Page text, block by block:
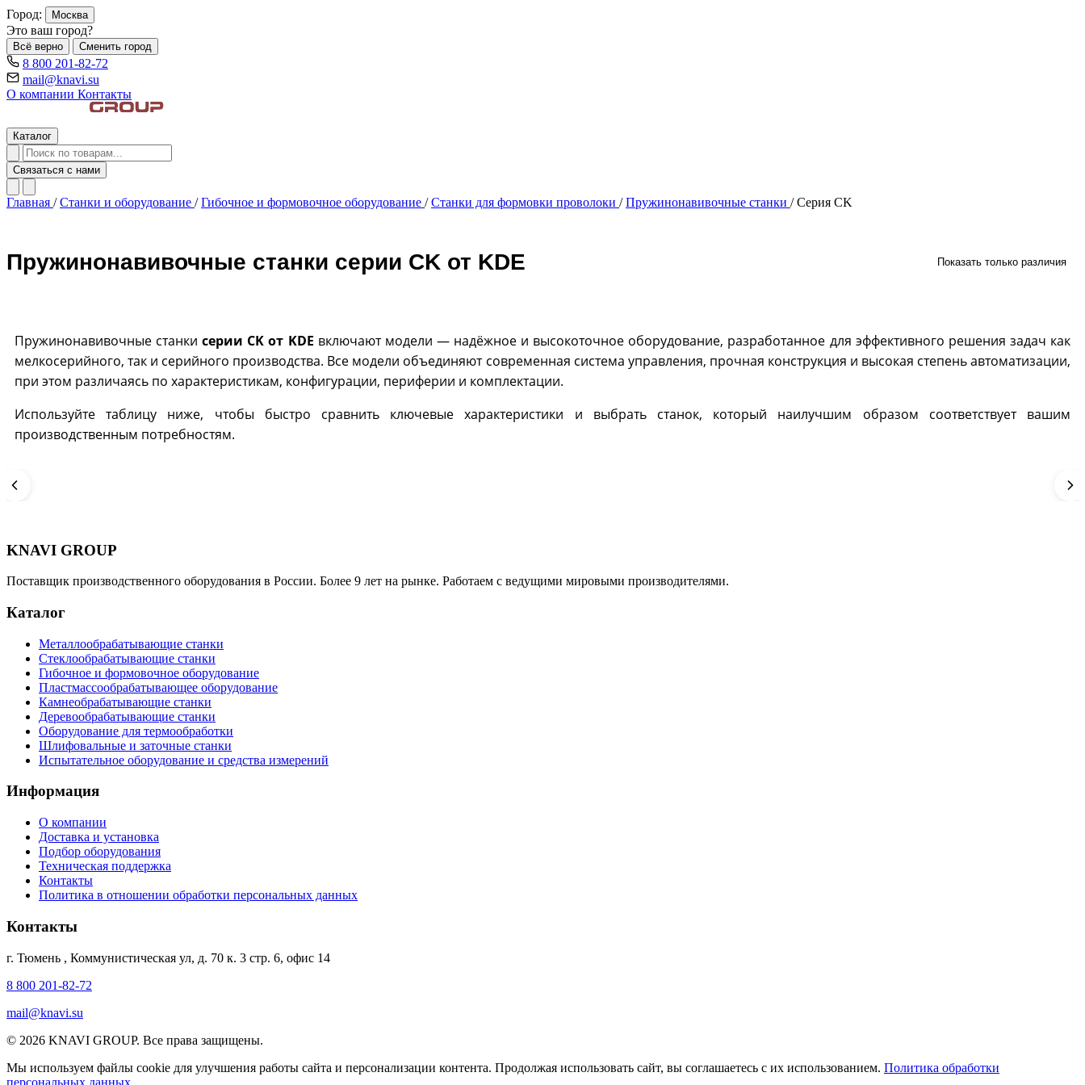
Город: Москва
Это ваш город?
Всё верно Сменить город
8 800 201-82-72
mail@knavi.su
О компании Контакты
Каталог
Связаться с нами
Главная / Станки и оборудование / Гибочное и формовочное оборудование / Станки для формовки проволоки / Пружинонавивочные станки / Серия CK
Пружинонавивочные станки серии CK от KDE Показать только различия
Пружинонавивочные станкисерии CK от KDE включают модели — надёжное и высокоточное оборудование, разработанное для эффективного решения задач как
мелкосерийного, так и серийного производства. Все модели объединяют современная система управления, прочная конструкция и высокая степень автоматизации,
при этом различаясь по характеристикам, конфигурации, периферии и комплектации.
Используйте таблицу ниже, чтобы быстро сравнить ключевые характеристики и выбрать станок, который наилучшим образом соответствует вашим
производственным потребностям.
KNAVI GROUP
Поставщик производственного оборудования в России. Более 9 лет на рынке. Работаем с ведущими мировыми производителями.
Каталог
Металлообрабатывающие станки
Стеклообрабатывающие станки
Гибочное и формовочное оборудование
Пластмассообрабатывающее оборудование
Камнеобрабатывающие станки
Деревообрабатывающие станки
Оборудование для термообработки
Шлифовальные и заточные станки
Испытательное оборудование и средства измерений
Информация
О компании
Доставка и установка
Подбор оборудования
Техническая поддержка
Контакты
Политика в отношении обработки персональных данных
Контакты
г. Тюмень , Коммунистическая ул, д. 70 к. 3 стр. 6, офис 14
8 800 201-82-72
mail@knavi.su
© 2026 KNAVI GROUP. Все права защищены.
Мы используем файлы cookie для улучшения работы сайта и персонализации контента. Продолжая использовать сайт, вы соглашаетесь с их использованием. Политика обработки
персональных данных